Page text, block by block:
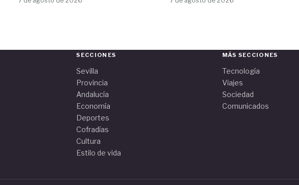
SECCIONES
Sevilla
Provincia
Andalucía
Economía
Deportes
Cofradías
Cultura
Estilo de vida
MÁS SECCIONES
Tecnología
Viajes
Sociedad
Comunicados